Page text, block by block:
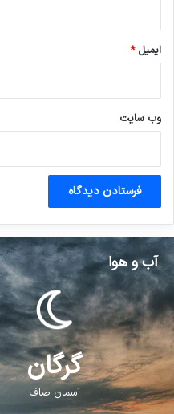
ایمیل*
وب‌ سایت
آب و هوا
گرگان
آسمان صاف